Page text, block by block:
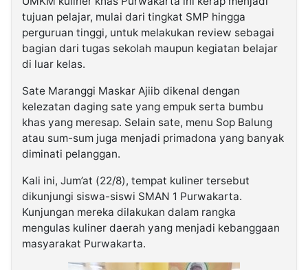
tujuan pelajar, mulai dari tingkat SMP hingga
perguruan tinggi, untuk melakukan review sebagai
bagian dari tugas sekolah maupun kegiatan belajar
di luar kelas.
Sate Maranggi Maskar Ajiib dikenal dengan
kelezatan daging sate yang empuk serta bumbu
khas yang meresap. Selain sate, menu Sop Balung
atau sum-sum juga menjadi primadona yang banyak
diminati pelanggan.
Kali ini, Jum’at (22/8), tempat kuliner tersebut
dikunjungi siswa-siswi SMAN 1 Purwakarta.
Kunjungan mereka dilakukan dalam rangka
mengulas kuliner daerah yang menjadi kebanggaan
masyarakat Purwakarta.